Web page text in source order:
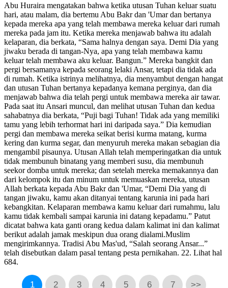
Abu Huraira mengatakan bahwa ketika utusan Tuhan keluar suatu
hari, atau malam, dia bertemu Abu Bakr dan 'Umar dan bertanya
kepada mereka apa yang telah membawa mereka keluar dari rumah
mereka pada jam itu. Ketika mereka menjawab bahwa itu adalah
kelaparan, dia berkata, “Sama halnya dengan saya. Demi Dia yang
jiwaku berada di tangan-Nya, apa yang telah membawa kamu
keluar telah membawa aku keluar. Bangun.” Mereka bangkit dan
pergi bersamanya kepada seorang lelaki Ansar, tetapi dia tidak ada
di rumah. Ketika istrinya melihatnya, dia menyambut dengan hangat
dan utusan Tuhan bertanya kepadanya kemana perginya, dan dia
menjawab bahwa dia telah pergi untuk membawa mereka air tawar.
Pada saat itu Ansari muncul, dan melihat utusan Tuhan dan kedua
sahabatnya dia berkata, “Puji bagi Tuhan! Tidak ada yang memiliki
tamu yang lebih terhormat hari ini daripada saya.” Dia kemudian
pergi dan membawa mereka seikat berisi kurma matang, kurma
kering dan kurma segar, dan menyuruh mereka makan sebagian dia
mengambil pisaunya. Utusan Allah telah memperingatkan dia untuk
tidak membunuh binatang yang memberi susu, dia membunuh
seekor domba untuk mereka; dan setelah mereka memakannya dan
dari kelompok itu dan minum untuk memuaskan mereka, utusan
Allah berkata kepada Abu Bakr dan 'Umar, “Demi Dia yang di
tangan jiwaku, kamu akan ditanyai tentang karunia ini pada hari
kebangkitan. Kelaparan membawa kamu keluar dari rumahmu, lalu
kamu tidak kembali sampai karunia ini datang kepadamu.” Patut
dicatat bahwa kata ganti orang kedua dalam kalimat ini dan kalimat
berikut adalah jamak meskipun dua orang dialami.Muslim
mengirimkannya. Tradisi Abu Mas'ud, “Salah seorang Ansar...”
telah disebutkan dalam pasal tentang pesta pernikahan. 22. Lihat hal
684.
1 2 3 4 5 6 7 >>